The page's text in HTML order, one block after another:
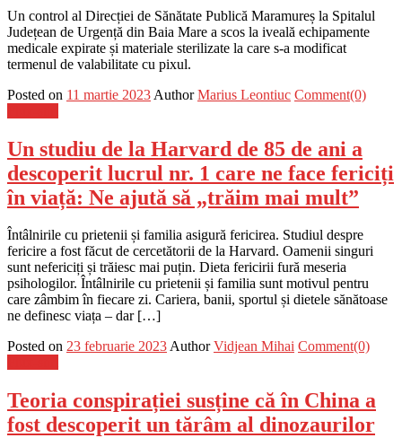
Un control al Direcției de Sănătate Publică Maramureș la Spitalul
Județean de Urgență din Baia Mare a scos la iveală echipamente
medicale expirate și materiale sterilizate la care s-a modificat
termenul de valabilitate cu pixul.
Posted on 11 martie 2023 Author Marius Leontiuc Comment(0)
Un studiu de la Harvard de 85 de ani a
descoperit lucrul nr. 1 care ne face fericiți
în viață: Ne ajută să „trăim mai mult”
Întâlnirile cu prietenii și familia asigură fericirea. Studiul despre
fericire a fost făcut de cercetătorii de la Harvard. Oamenii singuri
sunt nefericiți și trăiesc mai puțin. Dieta fericirii fură meseria
psihologilor. Întâlnirile cu prietenii și familia sunt motivul pentru
care zâmbim în fiecare zi. Cariera, banii, sportul și dietele sănătoase
ne definesc viața – dar […]
Posted on 23 februarie 2023Author Vidjean Mihai Comment(0)
Teoria conspirației susține că în China a
fost descoperit un tărâm al dinozaurilor